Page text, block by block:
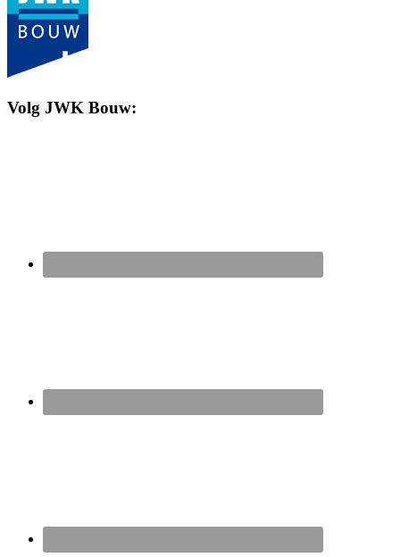
Volg JWK Bouw: